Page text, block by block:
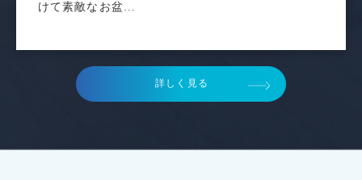
けて素敵なお盆...
詳しく見る